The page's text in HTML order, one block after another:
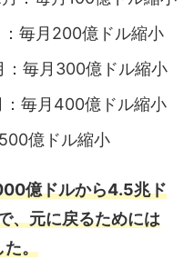
毎月200億ドル縮小
毎月300億ドル縮小
毎月400億ドル縮小
億ドル縮小
億ドルから4.5兆ド
、元に戻るためには
た。